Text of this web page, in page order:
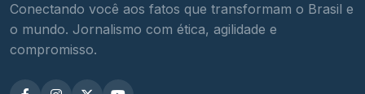
Conectando você aos fatos que transformam o Brasil e
o mundo. Jornalismo com ética, agilidade e
compromisso.